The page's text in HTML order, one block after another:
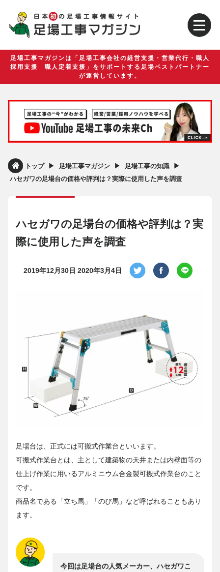
足場工事マガジンは「足場工事会社の経営支援・営業代行・職人
採用支援 職人定着支援」をサポートする足場ベストパートナー
が運営しています。
トップ ▶︎ 足場工事マガジン ▶︎ 足場工事の知識 ▶︎
ハセガワの足場台の価格や評判は？実際に使用した声を調査
ハセガワの足場台の価格や評判は？実
際に使用した声を調査
2019年12月30日 2020年3月4日
足場台は、正式には可搬式作業台といいます。
可搬式作業台とは、主として建築物の天井または内壁面等の
仕上げ作業に用いるアルミニウム合金製可搬式作業台のこと
です。
商品名である「立ち馬」「のび馬」など呼ばれることもあり
ます。
今回は足場台の人気メーカー、ハセガワこ